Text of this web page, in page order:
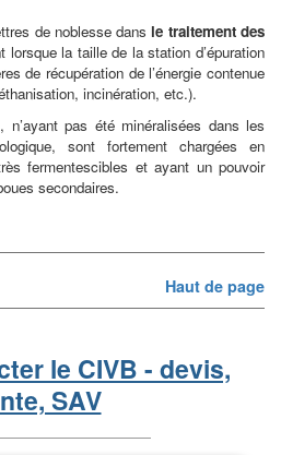
de noblesse dans le traitement des
lorsque la taille de la station d’épuration
de récupération de l’énergie contenue
incinération, etc.).
pas été minéralisées dans les
sont fortement chargées en
fermentescibles et ayant un pouvoir
secondaires.
Haut de page
le CIVB - devis,
SAV